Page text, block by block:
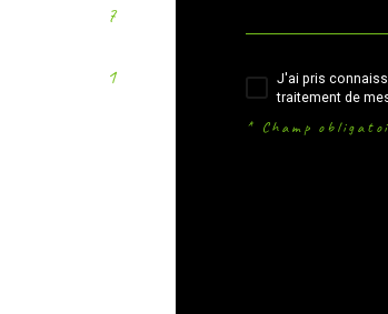
7
1
J'ai pris
traitement de
* Champ